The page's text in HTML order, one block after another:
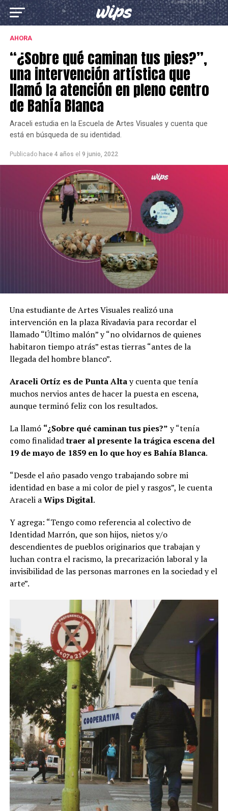
AHORA
“¿Sobre qué caminan tus pies?”,
una intervención artística que
llamó la atención en pleno centro
de Bahía Blanca
Araceli estudia en la Escuela de Artes Visuales y cuenta que
está en búsqueda de su identidad.
Publicado hace 4 años el 9 junio, 2022
Una estudiante de Artes Visuales realizó una
intervención en la plaza Rivadavia para recordar el
llamado “Último malón” y “no olvidarnos de quienes
habitaron tiempo atrás” estas tierras “antes de la
llegada del hombre blanco”.
Araceli Ortíz es de Punta Altay cuenta que tenía
muchos nervios antes de hacer la puesta en escena,
aunque terminó feliz con los resultados.
La llamó “¿Sobre qué caminan tus pies?” y “tenía
como finalidadtraer al presente la trágica escena del
19 de mayo de 1859 en lo que hoy es Bahía Blanca.
“Desde el año pasado vengo trabajando sobre mi
identidad en base a mi color de piel y rasgos”, le cuenta
Araceli aWips Digital.
Y agrega: “Tengo como referencia al colectivo de
Identidad Marrón, que son hijos, nietos y/o
descendientes de pueblos originarios que trabajan y
luchan contra el racismo, la precarización laboral y la
invisibilidad de las personas marrones en la sociedad y el
arte”.